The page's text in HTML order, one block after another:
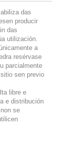
das
producir
das
utilización.
a
resérvase
parcialmente
sen previo
libre e
e distribución
se